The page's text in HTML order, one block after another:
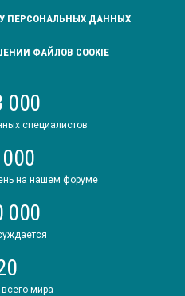
ПЕРСОНАЛЬНЫХ ДАННЫХ
ФАЙЛОВ COOKIE
000
специалистов
на нашем форуме
000
мира